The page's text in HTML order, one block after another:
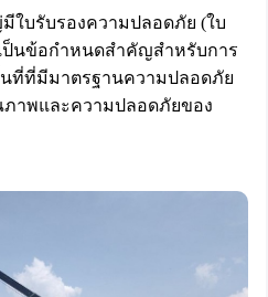
ใบรับรองความปลอดภัย (ใบ
เป็นข้อกำหนดสำคัญสำหรับการ
นที่ที่มีมาตรฐานความปลอดภัย
าพและความปลอดภัยของ